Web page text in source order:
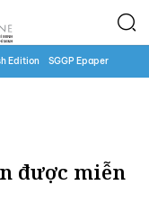
Edition SGGP Epaper
được miễn